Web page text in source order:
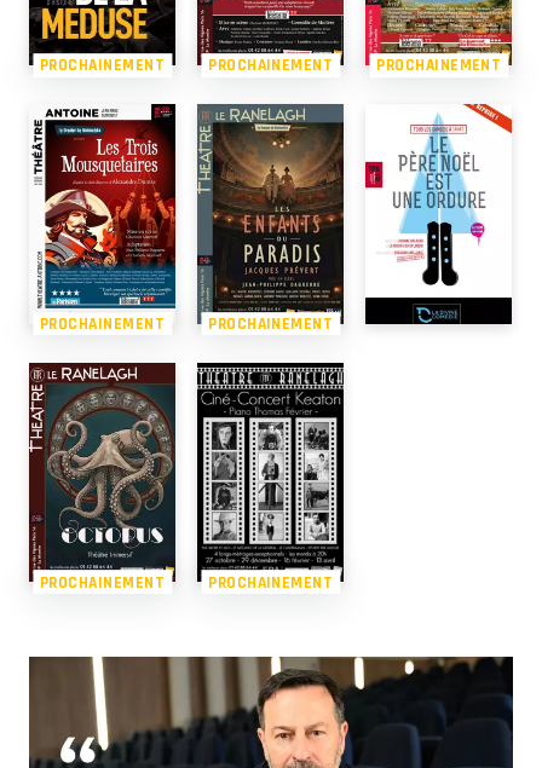
PROCHAINEMENT PROCHAINEMENT PROCHAINEMENT
PROCHAINEMENT PROCHAINEMENT
PROCHAINEMENT PROCHAINEMENT